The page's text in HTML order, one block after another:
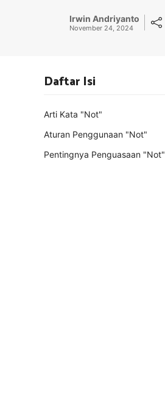
Irwin Andriyanto
November 24, 2024
Daftar Isi
Arti Kata "Not"
Aturan Penggunaan "Not"
Pentingnya Penguasaan "Not"